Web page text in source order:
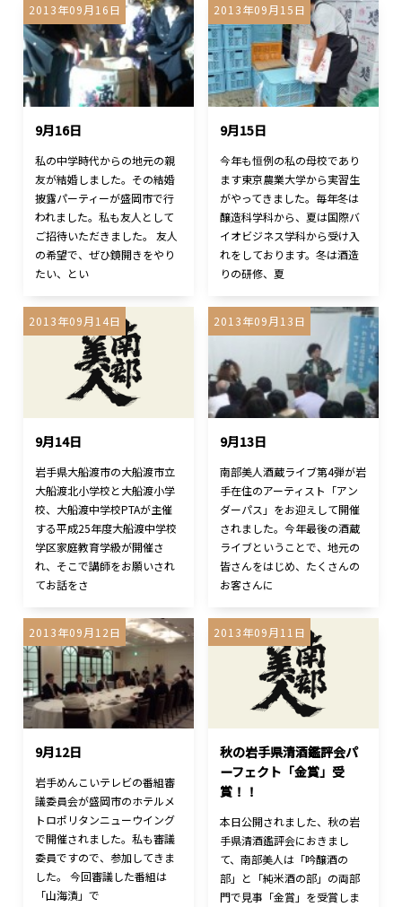
2013年09月16日
9月16日
私の中学時代からの地元の親
友が結婚しました。その結婚
披露パーティーが盛岡市で行
われました。私も友人として
ご招待いただきました。 友人
の希望で、ぜひ鏡開きをやり
たい、とい
2013年09月15日
9月15日
今年も恒例の私の母校であり
ます東京農業大学から実習生
がやってきました。毎年冬は
醸造科学科から、夏は国際バ
イオビジネス学科から受け入
れをしております。冬は酒造
りの研修、夏
2013年09月14日
9月14日
岩手県大船渡市の大船渡市立
大船渡北小学校と大船渡小学
校、大船渡中学校PTAが主催
する平成25年度大船渡中学校
学区家庭教育学級が開催さ
れ、そこで講師をお願いされ
てお話をさ
2013年09月13日
9月13日
南部美人酒蔵ライブ第4弾が岩
手在住のアーティスト「アン
ダーパス」をお迎えして開催
されました。今年最後の酒蔵
ライブということで、地元の
皆さんをはじめ、たくさんの
お客さんに
2013年09月12日
9月12日
岩手めんこいテレビの番組審
議委員会が盛岡市のホテルメ
トロポリタンニューウイング
で開催されました。私も審議
委員ですので、参加してきま
した。 今回審議した番組は
「山海漬」で
2013年09月11日
秋の岩手県清酒鑑評会パ
ーフェクト「金賞」受
賞！！
本日公開されました、秋の岩
手県清酒鑑評会におきまし
て、南部美人は「吟醸酒の
部」と「純米酒の部」の両部
門で見事「金賞」を受賞しま